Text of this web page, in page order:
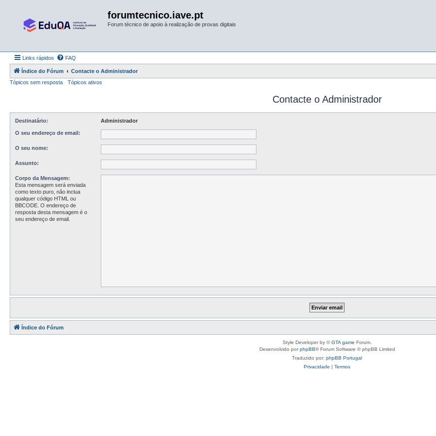
forumtecnico.iave.pt
Forum técnico de apoio à realização de provas digitais
Links rápidos FAQ
Índice do Fórum
Contacte o Administrador
Tópicos sem resposta
Tópicos ativos
Contacte o Administrador
Destinatário: Administrador
O seu endereço de email:
O seu nome:
Assunto:
Corpo da Mensagem:
Esta mensagem será enviada
como texto puro, não inclua
qualquer código HTML ou
BBCODE. O endereço de
resposta desta mensagem é o
seu endereço de email.
Índice do Fórum
Style Developer by ©GTA game Forum.
Desenvolvido porphpBB® Forum Software © phpBB Limited
Traduzido por: phpBB Portugal
Privacidade | Termos